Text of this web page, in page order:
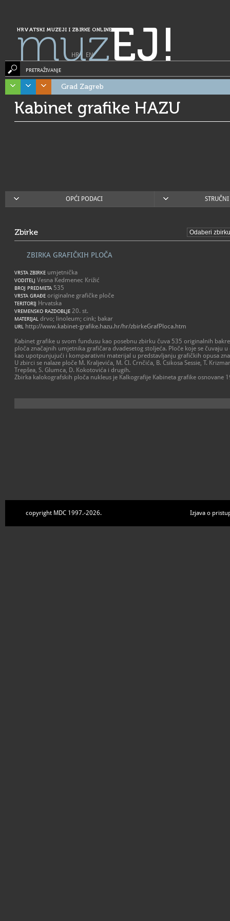
HRVATSKI MUZEJI I ZBIRKE ONLINE
muzEJ!
HR| EN
PRETRAŽIVANJE
Grad Zagreb
Kabinet grafike HAZU
OPĆI PODACI
Zbirke
ZBIRKA GRAFIČKIH PLOČA
VRSTA ZBIRKE umjetnička
VODITELJ Vesna Kedmenec Križić
BROJ PREDMETA 535
VRSTA GRAĐE originalne grafičke ploče
TERITORIJ Hrvatska
VREMENSKO RAZDOBLJE 20. st.
MATERIJAL drvo; linoleum; cink; bakar
URL http://www.kabinet-grafike.hazu.hr/hr/zbirkeGrafPloca.htm
Kabinet grafike u svom fundusu kao posebnu zbirku čuva 535 originalnih
ploča značajnih umjetnika grafičara dvadesetog stoljeća. Ploče koje se čuvaju
kao upotpunjujući i komparativni materijal u predstavljanju grafičkih opusa
U zbirci se nalaze ploče M. Kraljevića, M. Cl. Crnčića, B. Csikosa Sessie, T.
Trepšea, S. Glumca, D. Kokotovića i drugih.
Zbirka kalokografskih ploča nukleus je Kalkografije Kabineta grafike osnovane
copyright MDC 1997.-2026. Izjava o